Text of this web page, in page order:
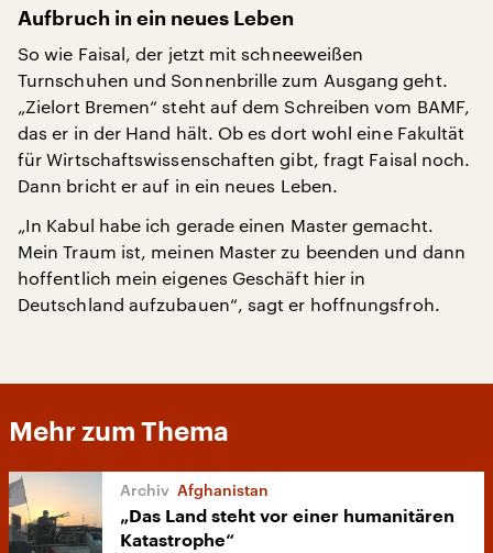
Aufbruch in ein neues Leben
So wie Faisal, der jetzt mit schneeweißen
Turnschuhen und Sonnenbrille zum Ausgang geht.
„Zielort Bremen“ steht auf dem Schreiben vom BAMF,
das er in der Hand hält. Ob es dort wohl eine Fakultät
für Wirtschaftswissenschaften gibt, fragt Faisal noch.
Dann bricht er auf in ein neues Leben.
„In Kabul habe ich gerade einen Master gemacht.
Mein Traum ist, meinen Master zu beenden und dann
hoffentlich mein eigenes Geschäft hier in
Deutschland aufzubauen“, sagt er hoffnungsfroh.
Mehr zum Thema
Afghanistan
„Das Land steht vor einer humanitären
Katastrophe“